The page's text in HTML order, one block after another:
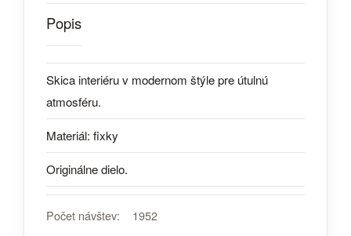
Popis
Skica interiéru v modernom štýle pre útulnú
atmosféru.
Materiál: fixky
Originálne dielo.
Počet návštev: 1952